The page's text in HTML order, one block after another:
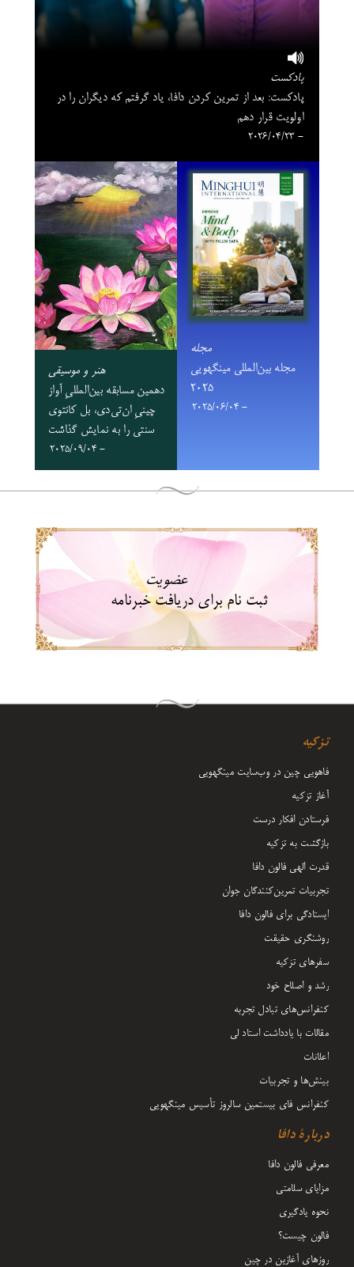
پادکست
پادکست: بعد از تمرین کردن دافا، یاد گرفتم که دیگران را در
اولویت قرار دهم
- 2026/04/23
مجله
مجله بین‌المللی مینگهویی
۲۰۲۵
- 2025/06/04
هنر و موسیقی
دهمین مسابقه بین‌المللیِ آواز
چینیِ ان‌تی‌دی، بل کانتوی
سنتی را به نمایش گذاشت
- 2025/09/04
عضویت
ثبت نام برای دریافت خبرنامه
تزکیه
فاهویی چین در وب‌سایت مینگهویی
آغاز تزکیه
فرستادن افکار درست
بازگشت به تزکیه
قدرت الهی فالون دافا
تجربیات تمرین‌کنندگان جوان
ایستادگی برای فالون دافا
روشنگری حقیقت
سفرهای تزکیه
رشد و اصلاح خود
کنفرانس‌های تبادل تجربه
مقالات با یادداشت‌ استاد لی
اعلانات
بینش‌ها و تجربیات
کنفرانس فای بیستمین سالروز تأسیس مینگهویی
دربارۀ دافا
معرفی فالون دافا
مزایای سلامتی
نحوه یادگیری
فالون چیست؟
روزهای آغازین در چین